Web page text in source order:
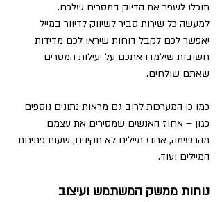
תוכלו לשפר את הדיוק במסרים שלכם.
למעשה כל שירות סביר לשיווק לדיוור במייל
יאפשר לכם לקבל דוחות שיראו לכם מדידות
חשובות שילמדו אתכם על יעילות המסרים
שאתם שולחים.
כמו כן המערכות לרוב גם מראות נתונים נוספים
כגון – אחוז האנשים שמסירים את עצמם
מהרשימה, אחוז מיילים לא תקינים, שעות פתיחת
המיילים ועוד.
נוחות ממשק המשתמש ועיצוב